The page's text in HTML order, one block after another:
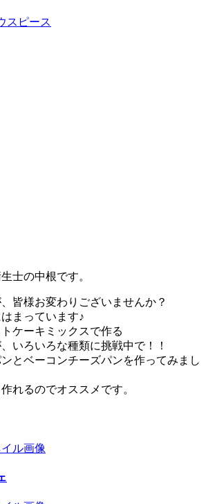
スピース
士の中根です。
皆様お変わりございませんか？
まっています♪
ケーキミックスで作る
いろいろな種類に挑戦中で！！
とベーコンチーズパンを作ってみまし
れるのでオススメです。